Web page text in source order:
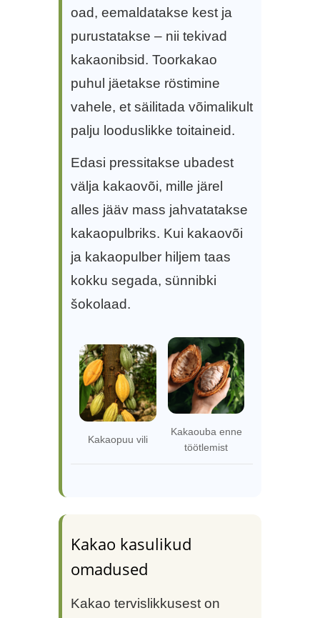
oad, eemaldatakse kest ja
purustatakse – nii tekivad
kakaonibsid. Toorkakao
puhul jäetakse röstimine
vahele, et säilitada võimalikult
palju looduslikke toitaineid.
Edasi pressitakse ubadest
välja kakaovõi, mille järel
alles jääv mass jahvatatakse
kakaopulbriks. Kui kakaovõi
ja kakaopulber hiljem taas
kokku segada, sünnibki
šokolaad.
Kakaopuu vili
Kakaouba enne
töötlemist
Kakao kasulikud
omadused
Kakao tervislikkusest on